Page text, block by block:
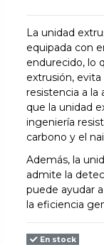
La unidad
equipada con
endurecido, lo
extrusión,
resistencia a la
que la unidad
ingeniería
carbono y el
Además, la
admite la
puede ayudar
la eficiencia
En stock